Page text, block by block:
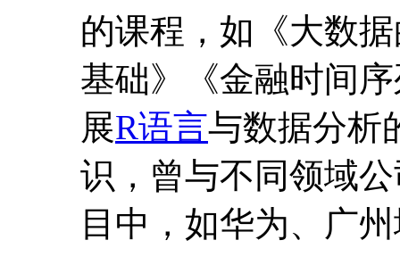
的课程，如《大数
基础》《金融时间
展R语言与数据分析
识，曾与不同领域
目中，如华为、广